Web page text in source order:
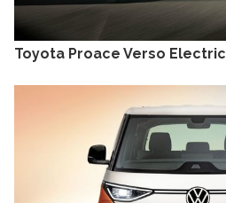
Toyota Proace Verso Electric